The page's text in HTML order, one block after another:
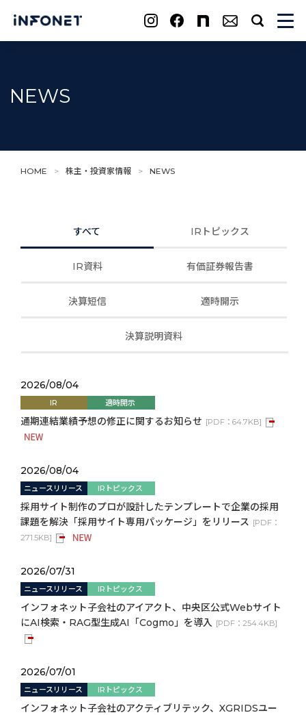
search
NEWS
HOME > 株主・投資家情報 > NEWS
すべて IRトピックス
IR資料 有価証券報告書
決算短信 適時開示
決算説明資料
2026/08/04
IR 適時開示
通期連結業績予想の修正に関するお知らせ [PDF： 64.7KB]
2026/08/04
ニュースリリース IRトピックス
採用サイト制作のプロが設計したテンプレートで企業の採用
課題を解決「採用サイト専用パッケージ」をリリース [PDF：
271.5KB]
2026/07/31
ニュースリリース IRトピックス
インフォネット子会社のアイアクト、中央区公式Webサイト
にAI検索・RAG型生成AI「Cogmo」を導入 [PDF： 254.4KB]
2026/07/01
ニュースリリース IRトピックス
インフォネット子会社のアクティブリテック、XGRIDSユー